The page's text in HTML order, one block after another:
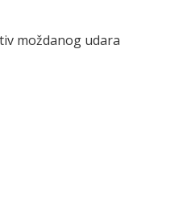
moždanog udara